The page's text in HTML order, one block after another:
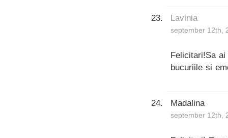
Lavinia
september 12th,
Felicitari!Sa
bucuriile si
Madalina
september 12th,